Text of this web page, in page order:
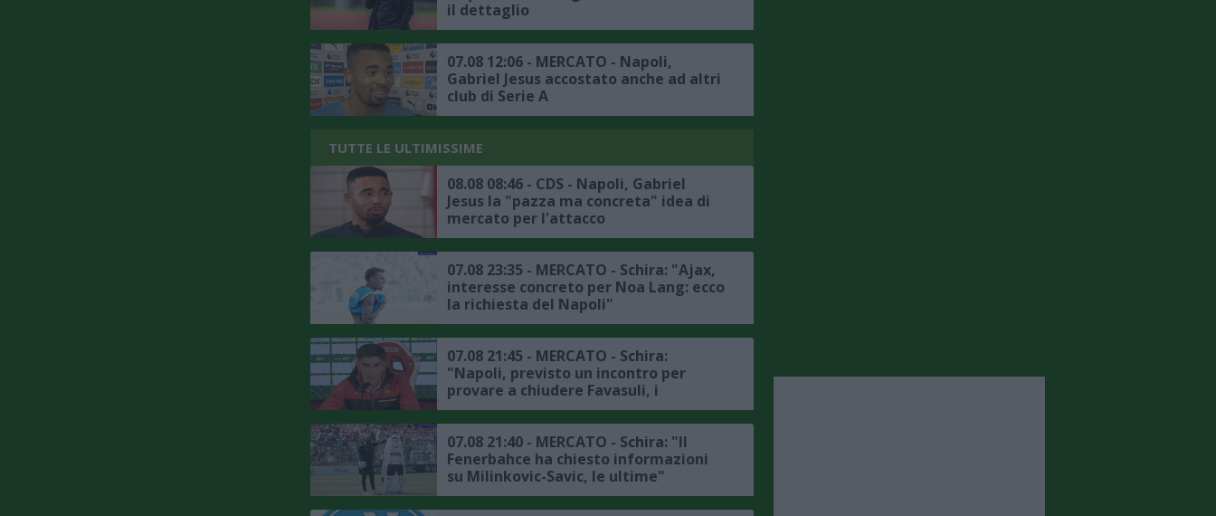
il dettaglio
07.08 12:06 - MERCATO - Napoli,
Gabriel Jesus accostato anche ad altri
club di Serie A
TUTTE LE ULTIMISSIME
08.08 08:46 - CDS - Napoli, Gabriel
Jesus la "pazza ma concreta" idea di
mercato per l'attacco
07.08 23:35 - MERCATO - Schira: "Ajax,
interesse concreto per Noa Lang: ecco
la richiesta del Napoli"
07.08 21:45 - MERCATO - Schira:
"Napoli, previsto un incontro per
provare a chiudere Favasuli, i
dettagli"
07.08 21:40 - MERCATO - Schira: "Il
Fenerbahce ha chiesto informazioni
su Milinkovic-Savic, le ultime"